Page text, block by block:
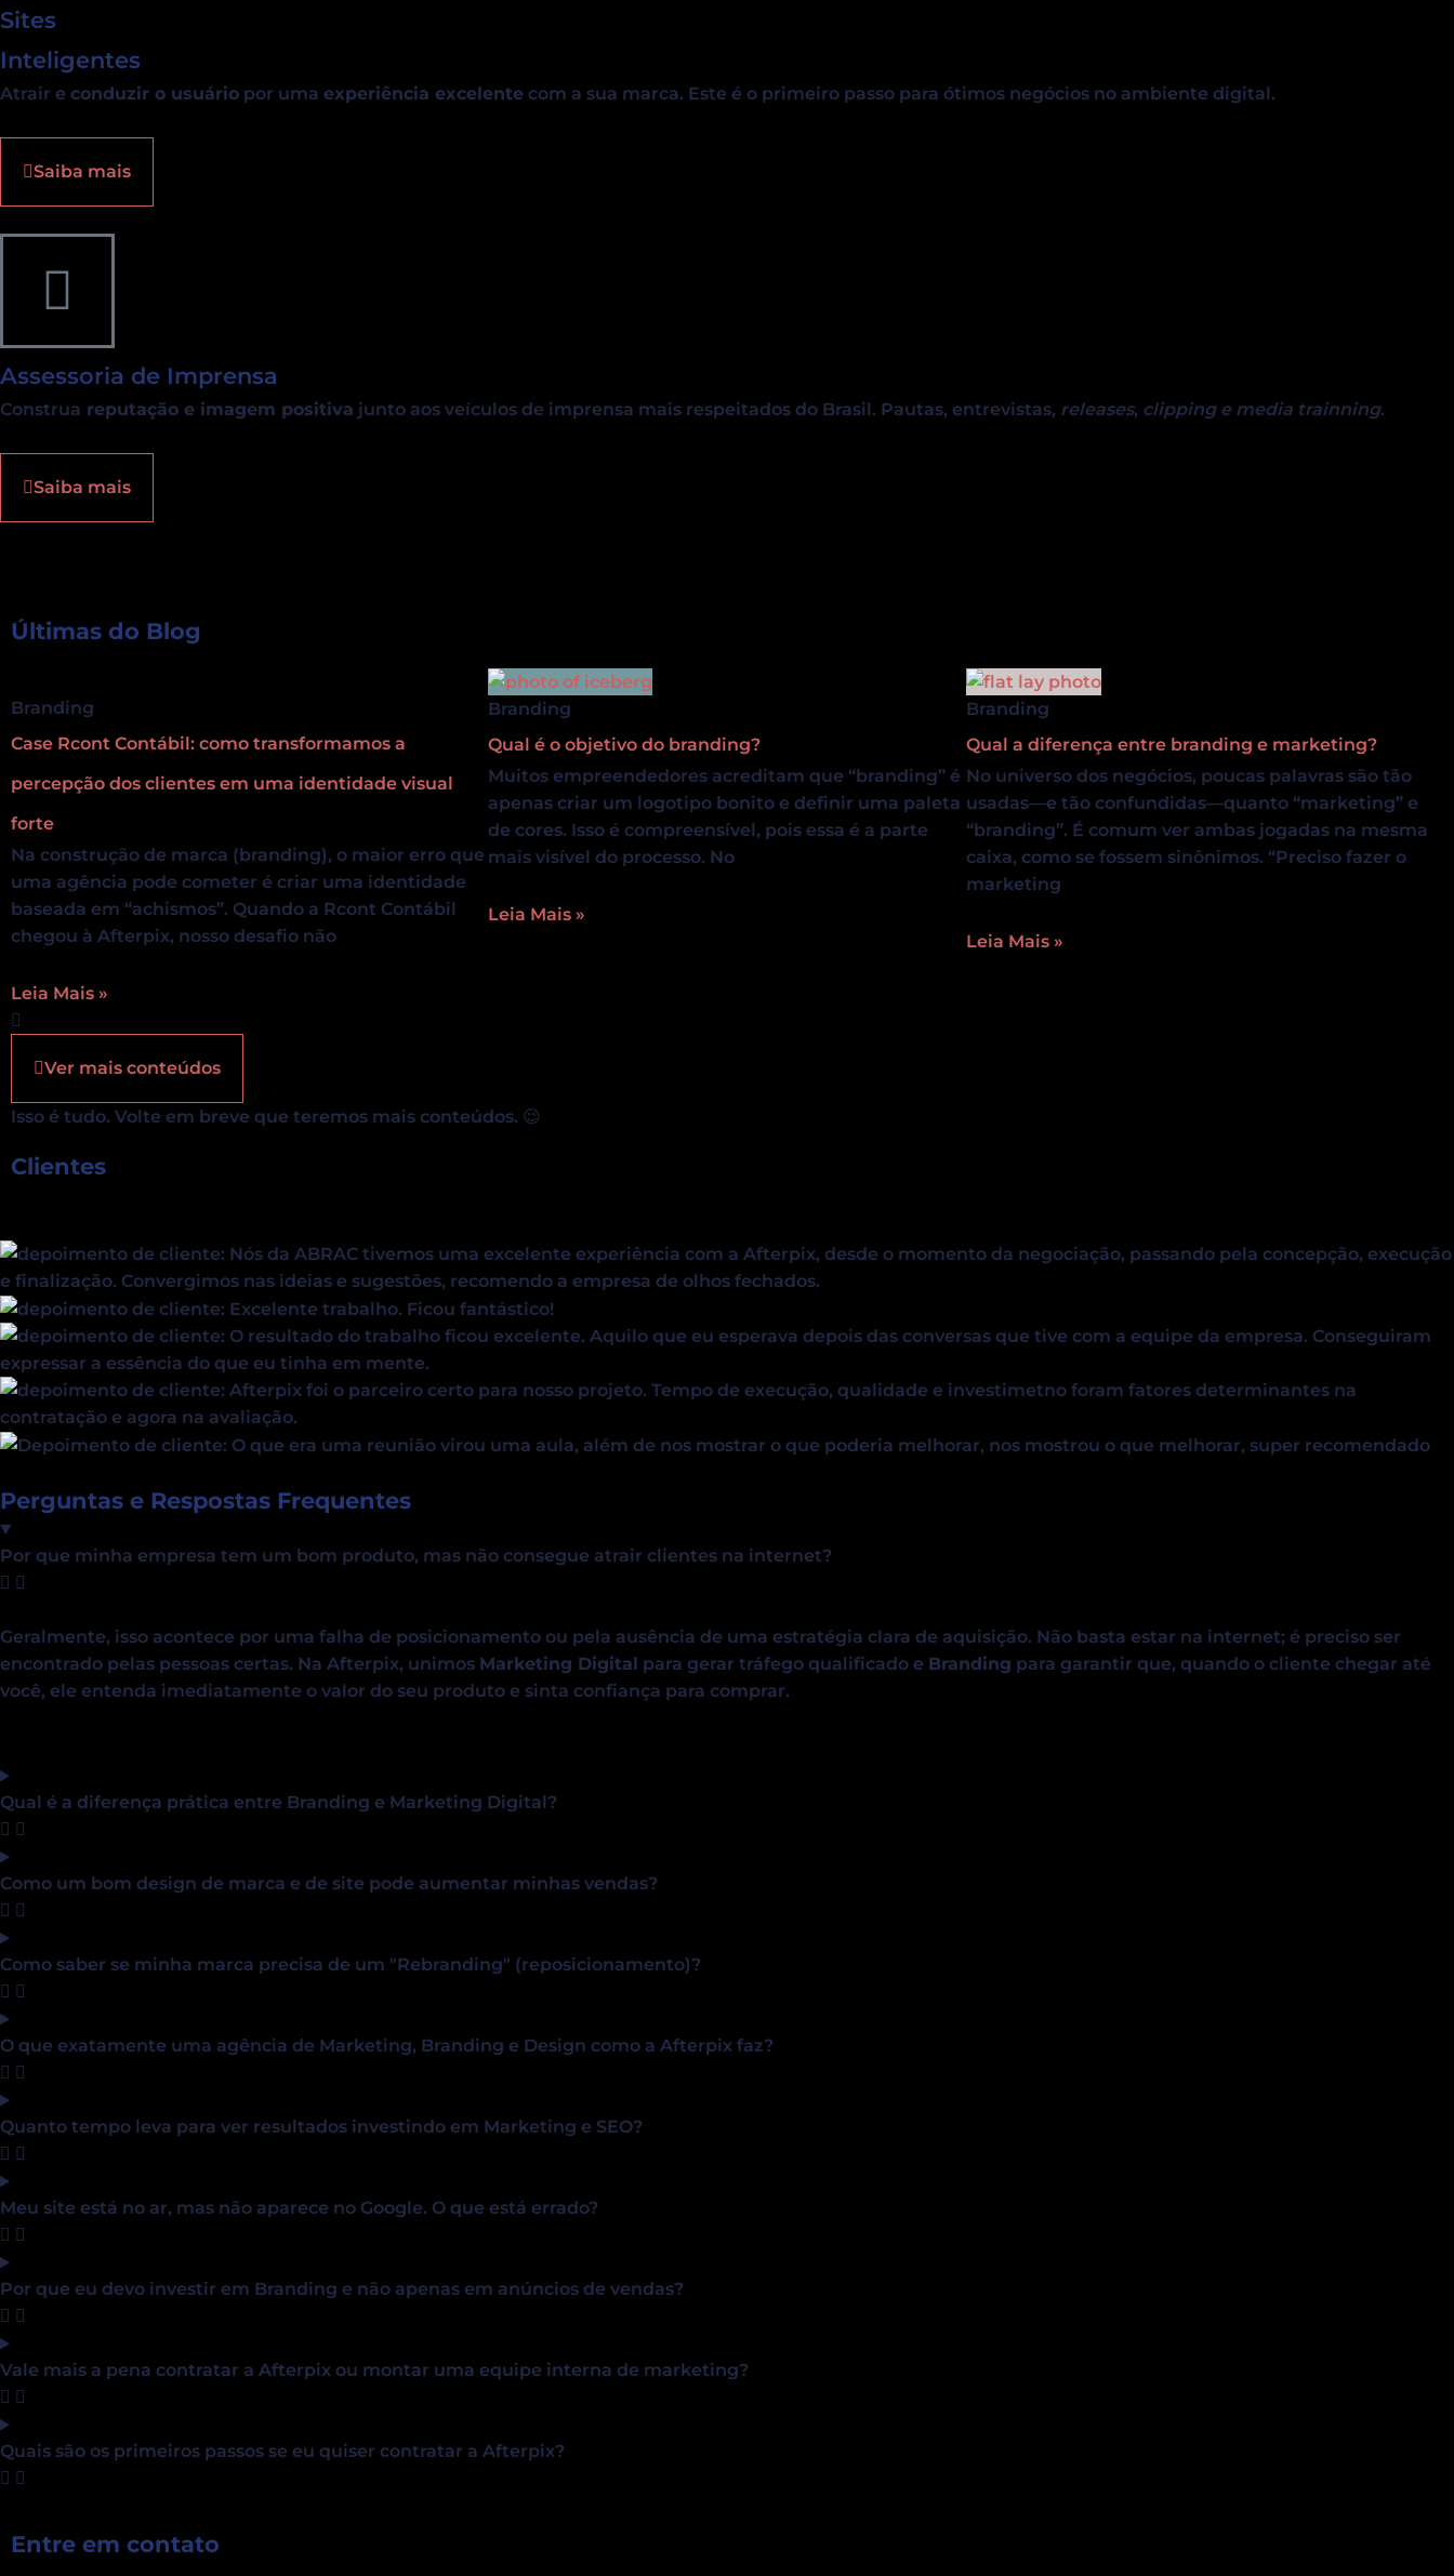
Sites
Inteligentes
Atrair e conduzir o usuário por uma experiência excelente com a sua marca. Este é o primeiro passo para ótimos negócios no ambiente digital.
Saiba mais
Assessoria de Imprensa
Construa reputação e imagem positiva junto aos veículos de imprensa mais respeitados do Brasil. Pautas, entrevistas, releases, clipping e media trainning.
Saiba mais
Últimas do Blog
Branding
Case Rcont Contábil: como transformamos a
percepção dos clientes em uma identidade visual
forte
Na construção de marca (branding), o maior erro que
uma agência pode cometer é criar uma identidade
baseada em “achismos”. Quando a Rcont Contábil
chegou à Afterpix, nosso desafio não
Leia Mais »
Branding
Qual é o objetivo do branding?
Muitos empreendedores acreditam que “branding” é
apenas criar um logotipo bonito e definir uma paleta
de cores. Isso é compreensível, pois essa é a parte
mais visível do processo. No
Leia Mais »
Branding
Qual a diferença entre branding e marketing?
No universo dos negócios, poucas palavras são tão
usadas—e tão confundidas—quanto “marketing” e
“branding”. É comum ver ambas jogadas na mesma
caixa, como se fossem sinônimos. “Preciso fazer o
marketing
Leia Mais »
Ver mais conteúdos
Isso é tudo. Volte em breve que teremos mais conteúdos. 😉
Clientes
Perguntas e Respostas Frequentes
Por que minha empresa tem um bom produto, mas não consegue atrair clientes na internet?
Geralmente, isso acontece por uma falha de posicionamento ou pela ausência de uma estratégia clara de aquisição. Não basta estar na internet; é preciso ser
encontrado pelas pessoas certas. Na Afterpix, unimos Marketing Digital para gerar tráfego qualificado e Branding para garantir que, quando o cliente chegar até
você, ele entenda imediatamente o valor do seu produto e sinta confiança para comprar.
Qual é a diferença prática entre Branding e Marketing Digital?
Como um bom design de marca e de site pode aumentar minhas vendas?
Como saber se minha marca precisa de um "Rebranding" (reposicionamento)?
O que exatamente uma agência de Marketing, Branding e Design como a Afterpix faz?
Quanto tempo leva para ver resultados investindo em Marketing e SEO?
Meu site está no ar, mas não aparece no Google. O que está errado?
Por que eu devo investir em Branding e não apenas em anúncios de vendas?
Vale mais a pena contratar a Afterpix ou montar uma equipe interna de marketing?
Quais são os primeiros passos se eu quiser contratar a Afterpix?
Entre em contato